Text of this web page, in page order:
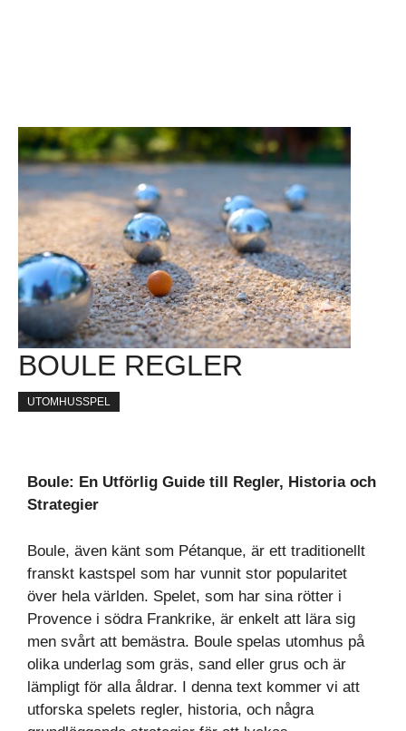
BOULE REGLER
UTOMHUSSPEL
Boule: En Utförlig Guide till Regler, Historia och
Strategier
Boule, även känt som Pétanque, är ett traditionellt
franskt kastspel som har vunnit stor popularitet
över hela världen. Spelet, som har sina rötter i
Provence i södra Frankrike, är enkelt att lära sig
men svårt att bemästra. Boule spelas utomhus på
olika underlag som gräs, sand eller grus och är
lämpligt för alla åldrar. I denna text kommer vi att
utforska spelets regler, historia, och några